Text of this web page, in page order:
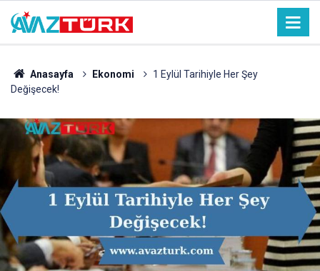
Anasayfa Ekonomi
1 Eylül Tarihiyle Her Şey
Değişecek!